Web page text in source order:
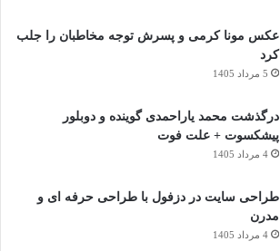
عکس مونا کرمی و پسرش توجه مخاطبان را جلب
کرد
5 مرداد 1405
درگذشت محمد یاراحمدی گوینده و دوبلور
پیشکسوت + علت فوت
4 مرداد 1405
طراحی سایت در دزفول با طراحی حرفه‌ ای و
مدرن
4 مرداد 1405